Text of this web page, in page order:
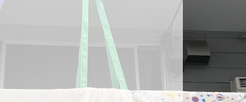
年 年始の営業のお知らせ